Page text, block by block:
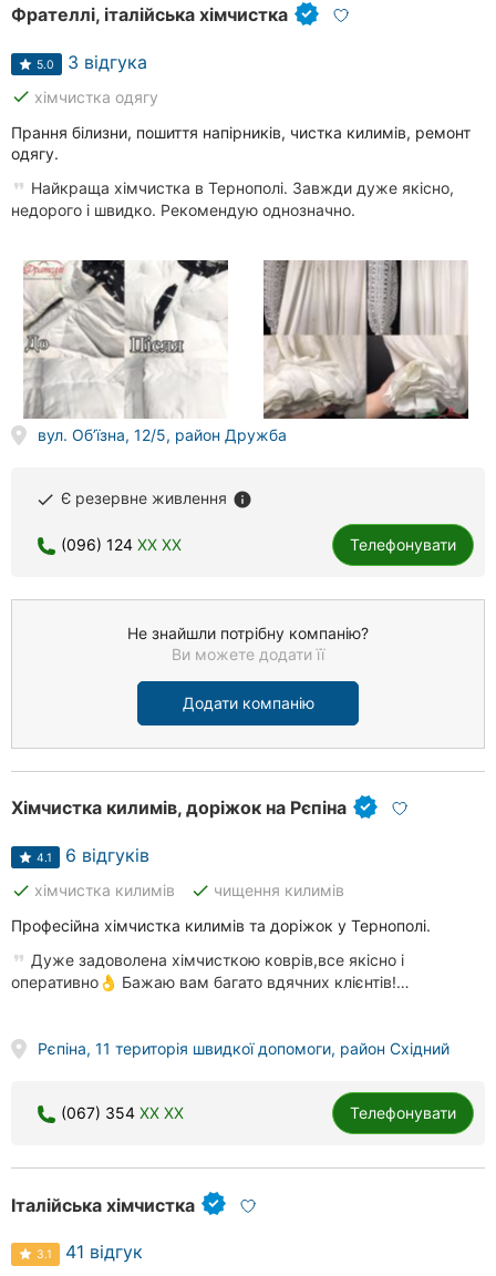
Фрателлі, італійська хімчистка
5.0 3 відгука
done хімчистка одягу
Прання білизни, пошиття напірників, чистка килимів, ремонт
одягу.
Найкраща хімчистка в Тернополі. Завжди дуже якісно,
недорого і швидко. Рекомендую однозначно.
вул. Об’їзна, 12/5, район Дружба
done Є резервне живлення info
(096) 124 XX XX Телефонувати
Не знайшли потрібну компанію?
Ви можете додати її
Додати компанію
Хімчистка килимів, доріжок на Рєпіна
4.1 6 відгуків
done хімчистка килимів done чищення килимів
Професійна хімчистка килимів та доріжок у Тернополі.
Дуже задоволена хімчисткою коврів,все якісно і
оперативно👌 Бажаю вам багато вдячних клієнтів!…
Рєпіна, 11 територія швидкої допомоги, район Східний
(067) 354 XX XX Телефонувати
Італійська хімчистка
3.1 41 відгук